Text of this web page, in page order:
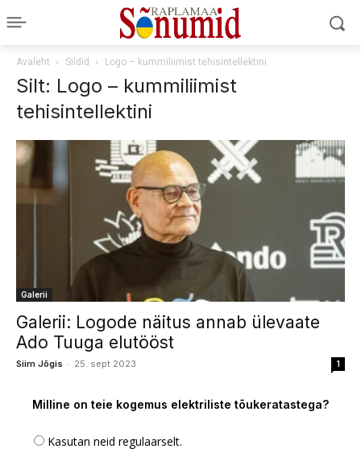
Avaleht Sildid Logo – kummiliimist tehisintellektini
Silt: Logo – kummiliimist
tehisintellektini
Galerii
Galerii: Logode näitus annab ülevaate
Ado Tuuga elutööst
Siim Jõgis - 25. sept 2023 1
Milline on teie kogemus elektriliste tõukeratastega?
Kasutan neid regulaarselt.